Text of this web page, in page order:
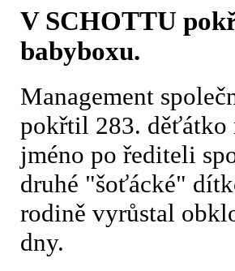
V SCHOTTU
babyboxu.
Management
pokřtil 283. děťátko
jméno po řediteli
druhé "šoťácké"
rodině vyrůstal
dny.